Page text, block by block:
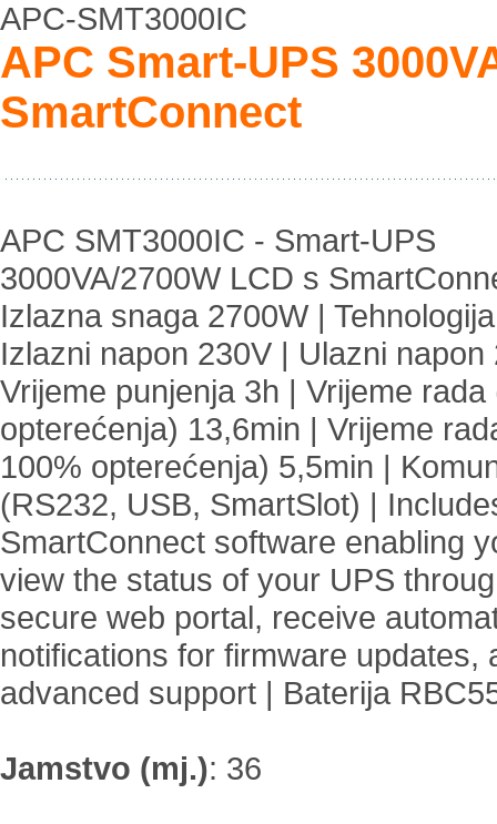
APC-SMT3000IC
APC Smart-UPS
SmartConnect
APC SMT3000IC - Smart-UPS
3000VA/2700W LCD s
Izlazna snaga 2700W |
Izlazni napon 230V | Ulazni napon
Vrijeme punjenja 3h | Vrijeme rada
opterećenja) 13,6min | Vrijeme
100% opterećenja) 5,5min |
(RS232, USB, SmartSlot) |
SmartConnect software enabling
view the status of your UPS
secure web portal, receive
notifications for firmware updates,
advanced support | Baterija
Jamstvo (mj.): 36